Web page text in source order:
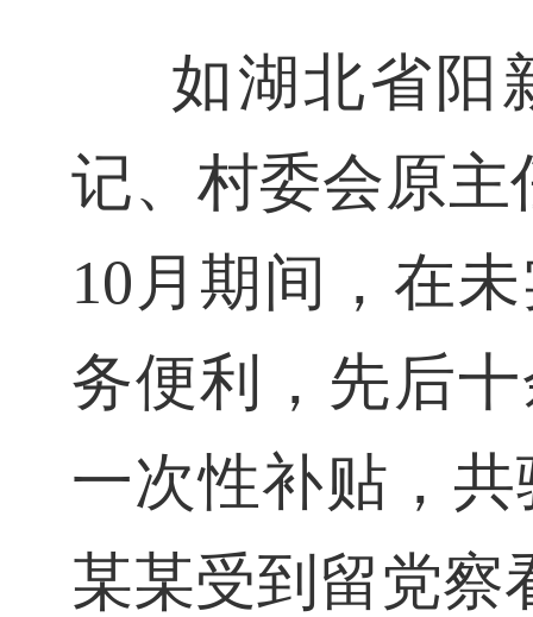
如湖北省阳
记、村委会原主
10月期间，在
务便利，先后
一次性补贴，
某某受到留党察